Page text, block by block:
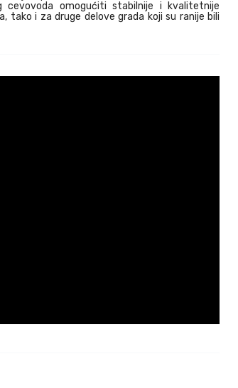
omogućiti stabilnije i kvalitetnije
tako i za druge delove grada koji su ranije bili